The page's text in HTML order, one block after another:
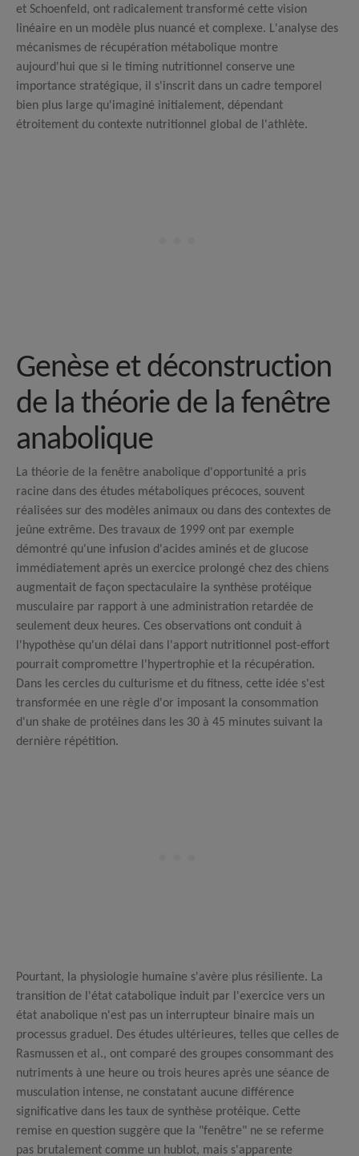
et Schoenfeld, ont radicalement transformé cette vision
linéaire en un modèle plus nuancé et complexe. L'analyse des
mécanismes de récupération métabolique montre
aujourd'hui que si le timing nutritionnel conserve une
importance stratégique, il s'inscrit dans un cadre temporel
bien plus large qu'imaginé initialement, dépendant
étroitement du contexte nutritionnel global de l'athlète.
Genèse et déconstruction
de la théorie de la fenêtre
anabolique
La théorie de la fenêtre anabolique d'opportunité a pris
racine dans des études métaboliques précoces, souvent
réalisées sur des modèles animaux ou dans des contextes de
jeûne extrême. Des travaux de 1999 ont par exemple
démontré qu'une infusion d'acides aminés et de glucose
immédiatement après un exercice prolongé chez des chiens
augmentait de façon spectaculaire la synthèse protéique
musculaire par rapport à une administration retardée de
seulement deux heures. Ces observations ont conduit à
l'hypothèse qu'un délai dans l'apport nutritionnel post-effort
pourrait compromettre l'hypertrophie et la récupération.
Dans les cercles du culturisme et du fitness, cette idée s'est
transformée en une règle d'or imposant la consommation
d'un shake de protéines dans les 30 à 45 minutes suivant la
dernière répétition.
Pourtant, la physiologie humaine s'avère plus résiliente. La
transition de l'état catabolique induit par l'exercice vers un
état anabolique n'est pas un interrupteur binaire mais un
processus graduel. Des études ultérieures, telles que celles de
Rasmussen et al., ont comparé des groupes consommant des
nutriments à une heure ou trois heures après une séance de
musculation intense, ne constatant aucune différence
significative dans les taux de synthèse protéique. Cette
remise en question suggère que la "fenêtre" ne se referme
pas brutalement comme un hublot, mais s'apparente